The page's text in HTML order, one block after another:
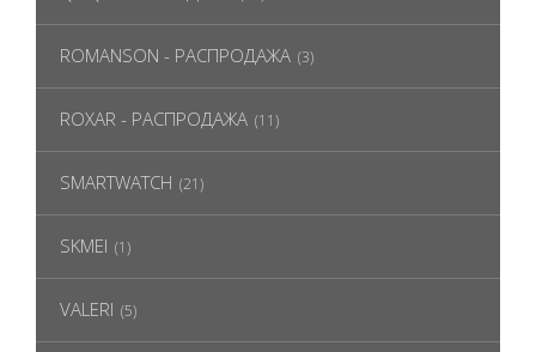
ROMANSON - РАСПРОДАЖА (3)
ROXAR - РАСПРОДАЖА (11)
SMARTWATCH (21)
SKMEI (1)
VALERI (5)